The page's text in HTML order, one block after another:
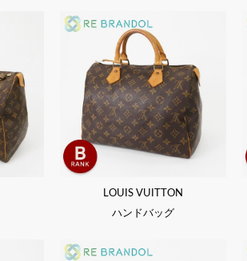
LOUIS VUITTON
ハンドバッグ